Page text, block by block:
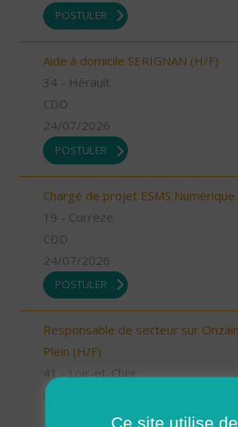
POSTULER
Aide à domicile SERIGNAN (H/F)
34 - Hérault
CDD
24/07/2026
POSTULER
Chargé de projet ESMS
19 - Corrèze
CDD
24/07/2026
POSTULER
Responsable de secteur sur
Plein (H/F)
41 - Loir-et-Cher
CDI
Ce site utilise